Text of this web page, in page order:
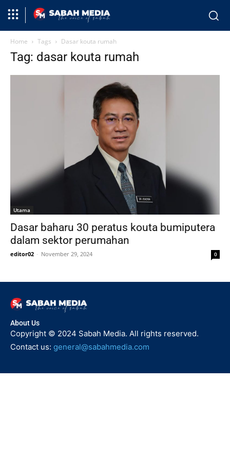
Home Tags Dasar kouta rumah
Tag: dasar kouta rumah
Utama
Dasar baharu 30 peratus kouta bumiputera
dalam sektor perumahan
editor02 - November 29, 2024 0
About Us
Copyright © 2024 Sabah Media. All rights reserved.
Contact us: general@sabahmedia.com